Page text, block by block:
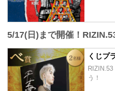
が実況
全試合リ
PPV販売
配信日
5/17(日)まで開催！
くじプ
う！